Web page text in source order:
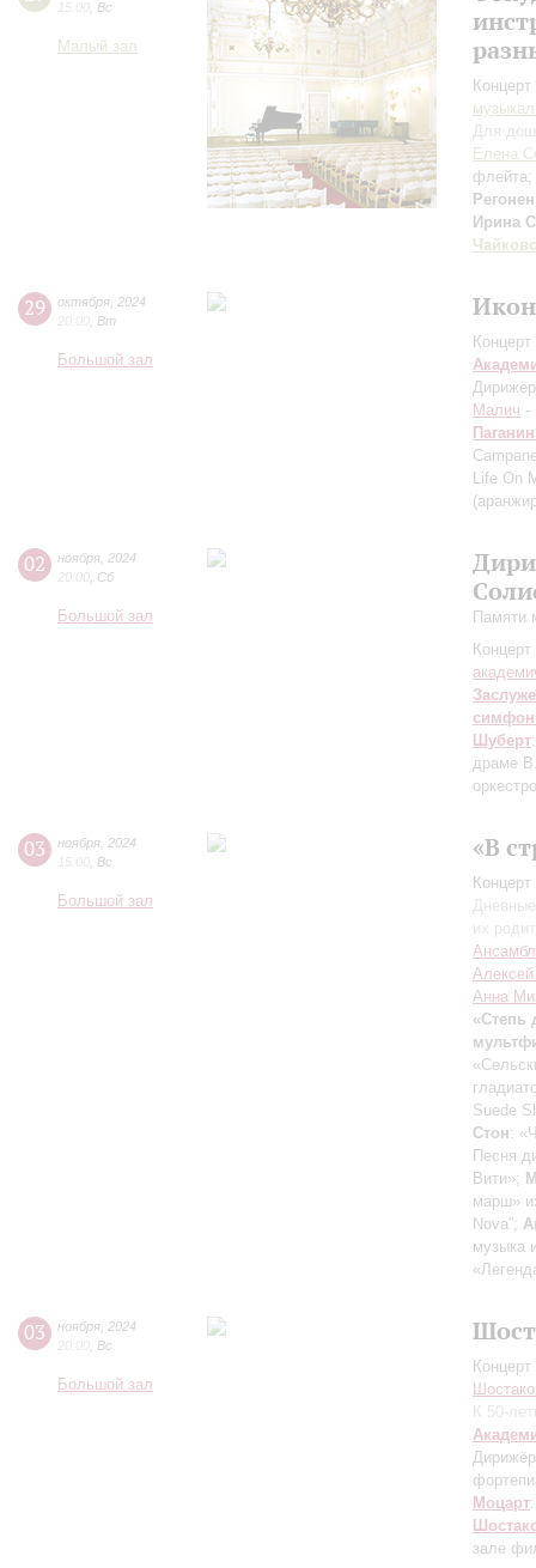
15:00 Вс
Малый зал
Для
Елена
флейта;
Регонен
Ирина
29 октября 2024
20:00 Вт
Большой зал
Малич -
Life On
02 ноября 2024
20:00 Сб
Большой зал
Памяти
Шуберт
драме
03 ноября 2024
15:00 Вс
Большой зал
«В
их
Анна
«Степь
Suede
Стон:
Песня
Вити»;
марш»
Nova”;
музыка
03 ноября 2024
20:00 Вс
Большой зал
К 50-
Моцарт
зале